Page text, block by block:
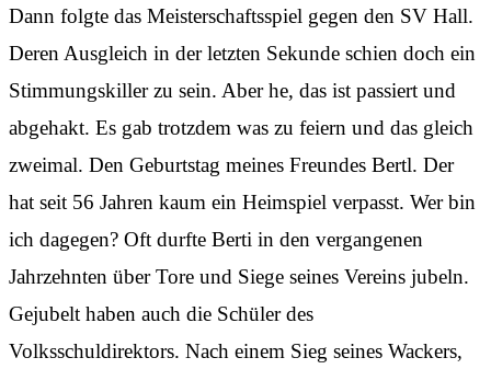
Dann folgte das Meisterschaftsspiel gegen den SV Hall.
Deren Ausgleich in der letzten Sekunde schien doch ein
Stimmungskiller zu sein. Aber he, das ist passiert und
abgehakt. Es gab trotzdem was zu feiern und das gleich
zweimal. Den Geburtstag meines Freundes Bertl. Der
hat seit 56 Jahren kaum ein Heimspiel verpasst. Wer bin
ich dagegen? Oft durfte Berti in den vergangenen
Jahrzehnten über Tore und Siege seines Vereins jubeln.
Gejubelt haben auch die Schüler des
Volksschuldirektors. Nach einem Sieg seines Wackers,